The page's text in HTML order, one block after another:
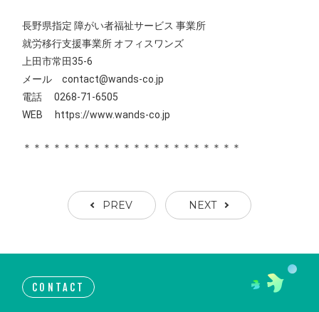
長野県指定 障がい者福祉サービス 事業所
就労移行支援事業所 オフィスワンズ
上田市常田35-6
メール contact@wands-co.jp
電話 0268-71-6505
WEB
https://www.wands-co.jp
＊＊＊＊＊＊＊＊＊＊＊＊＊＊＊＊＊＊＊＊＊＊
PREV NEXT
CONTACT